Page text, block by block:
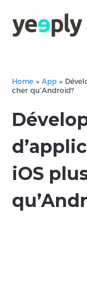
Home » App »
cher qu’Android?
iOS